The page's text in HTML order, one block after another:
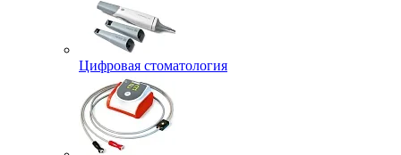
Цифровая стоматология